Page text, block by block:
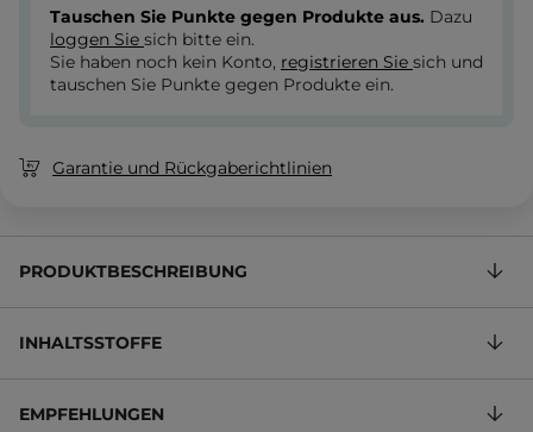
Tauschen Sie Punkte gegen Produkte aus. Dazu
loggen Sie sich bitte ein.
Sie haben noch kein Konto, registrieren Sie sich und
tauschen Sie Punkte gegen Produkte ein.
Garantie und Rückgaberichtlinien
PRODUKTBESCHREIBUNG
INHALTSSTOFFE
EMPFEHLUNGEN